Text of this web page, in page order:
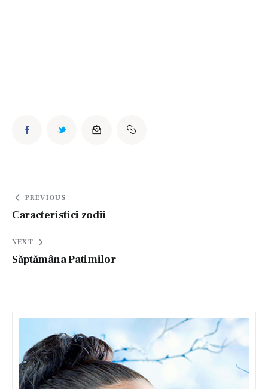
Navigare
în
articole
PREVIOUS
Caracteristici zodii
NEXT
Săptămâna Patimilor